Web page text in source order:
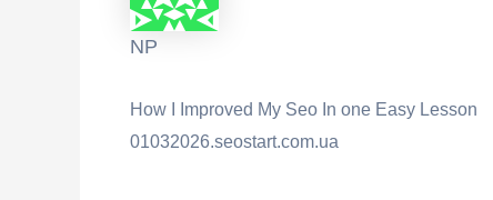
NP
How I Improved My Seo In one Easy Lesson
01032026.seostart.com.ua